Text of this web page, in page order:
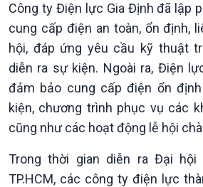
Công ty Điện lực Gia Định đã lập
cung cấp điện an toàn, ổn định,
hội, đáp ứng yêu cầu kỹ thuật
diễn ra sự kiện. Ngoài ra, Điện
đảm bảo cung cấp điện ổn
kiện, chương trình phục vụ các
cũng như các hoạt động lễ hội
Trong thời gian diễn ra Đại
TP.HCM, các công ty điện lực